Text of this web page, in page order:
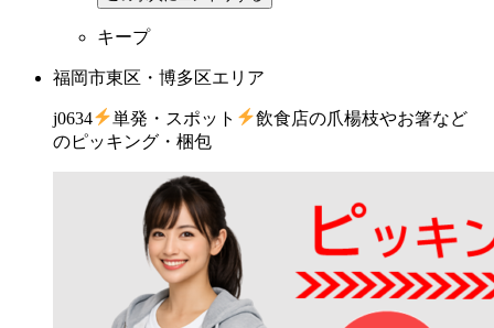
キープ
福岡市東区・博多区エリア
j0634 単発・スポット
飲食店の爪楊枝やお箸など
のピッキング・梱包